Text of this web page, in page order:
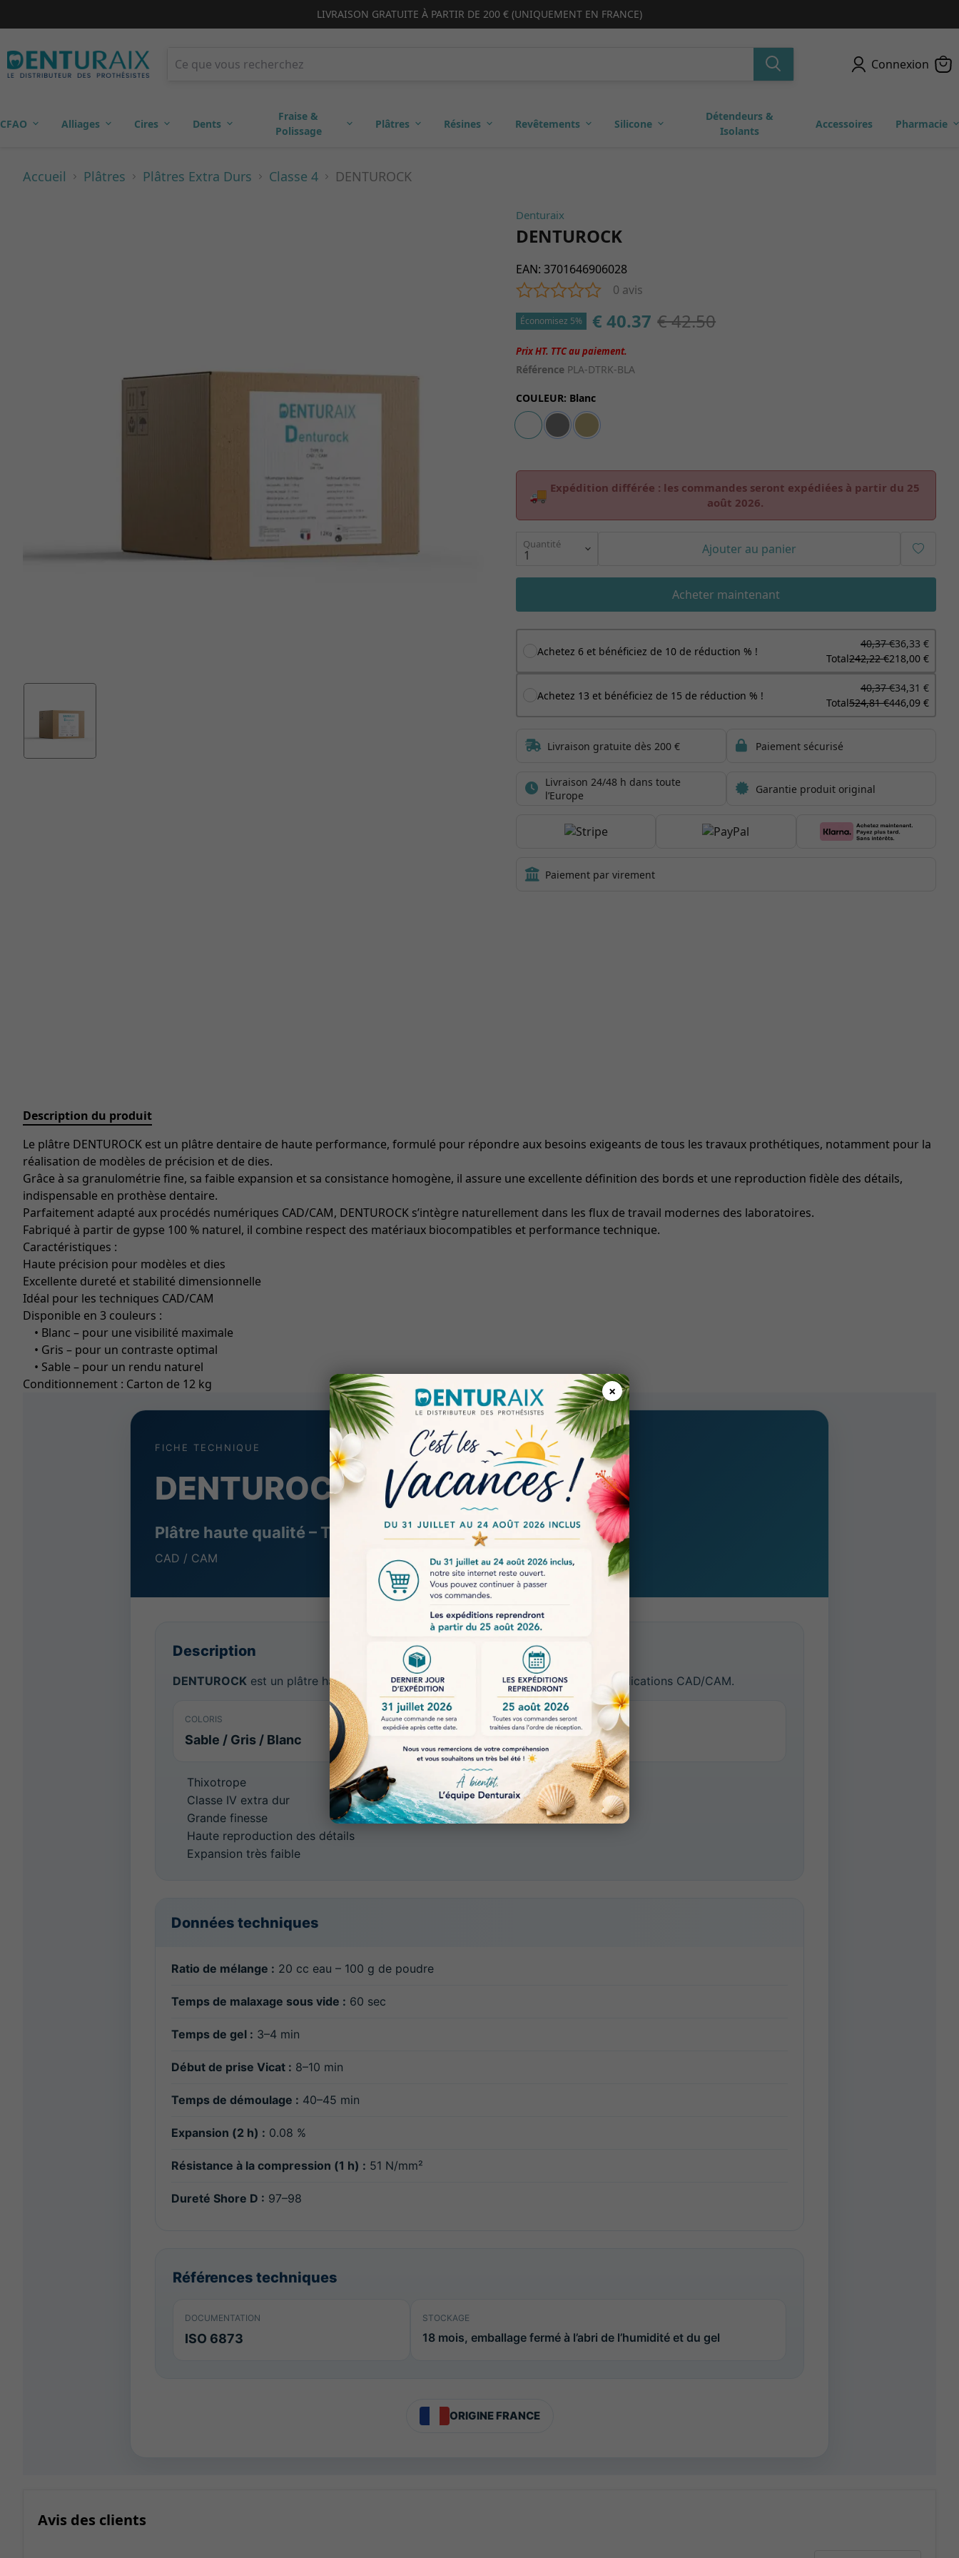
×
LIVRAISON GRATUITE À PARTIR DE 200 € (UNIQUEMENT EN FRANCE)
Connexion
CFAO Alliages Cires Dents
Fraise &
Polissage
Plâtres Résines Revêtements Silicone
Détendeurs &
Isolants
Accessoires Pharmacie
Accueil Plâtres Plâtres Extra Durs Classe 4 DENTUROCK
Denturaix
DENTUROCK
EAN:3701646906028
0 avis
Économisez 5% € 40.37 € 42.50
Référence PLA-DTRK-BLA
COULEUR: Blanc
🚚 Expédition différée : les commandes seront expédiées à partir du 25
août 2026.
Quantité Ajouter au panier
Acheter maintenant
Achetez 6 et bénéficiez de 10 de réduction % !
40,37 €36,33 €
Total242,22 €218,00 €
Achetez 13 et bénéficiez de 15 de réduction % !
40,37 €34,31 €
Total524,81 €446,09 €
Description du produit
Le plâtre DENTUROCK est un plâtre dentaire de haute performance, formulé pour répondre aux besoins exigeants de tous les travaux prothétiques, notamment pour la
réalisation de modèles de précision et de dies.
Grâce à sa granulométrie fine, sa faible expansion et sa consistance homogène, il assure une excellente définition des bords et une reproduction fidèle des détails,
indispensable en prothèse dentaire.
Parfaitement adapté aux procédés numériques CAD/CAM, DENTUROCK s’intègre naturellement dans les flux de travail modernes des laboratoires.
Fabriqué à partir de gypse 100 % naturel, il combine respect des matériaux biocompatibles et performance technique.
Caractéristiques :
Haute précision pour modèles et dies
Excellente dureté et stabilité dimensionnelle
Idéal pour les techniques CAD/CAM
Disponible en 3 couleurs :
• Blanc – pour une visibilité maximale
• Gris – pour un contraste optimal
• Sable – pour un rendu naturel
Conditionnement : Carton de 12 kg
FICHE TECHNIQUE
DENTUROCK
Plâtre haute qualité – Type IV
CAD / CAM
Description
DENTUROCK est un plâtre haute qualité conçu pour les travaux de précision et applications CAD/CAM.
COLORIS
Sable / Gris / Blanc
CONDITIONNEMENT
Thixotrope
Classe IV extra dur
Grande finesse
Haute reproduction des détails
Expansion très faible
Données techniques
Ratio de mélange : 20 cc eau – 100 g de poudre
Temps de malaxage sous vide : 60 sec
Temps de gel : 3–4 min
Début de prise Vicat : 8–10 min
Temps de démoulage : 40–45 min
Expansion (2 h) : 0.08 %
Résistance à la compression (1 h) : 51 N/mm²
Dureté Shore D : 97–98
Références techniques
DOCUMENTATION
ISO 6873
STOCKAGE
18 mois, emballage fermé à l’abri de l’humidité et du gel
ORIGINE FRANCE
Avis des clients